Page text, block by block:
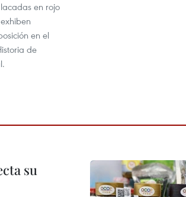
en rojo
en el
de
su